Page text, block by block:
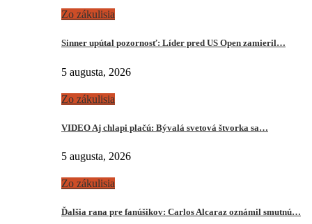
Zo zákulisia
Sinner upútal pozornosť: Líder pred US Open zamieril…
5 augusta, 2026
Zo zákulisia
VIDEO Aj chlapi plačú: Bývalá svetová štvorka sa…
5 augusta, 2026
Zo zákulisia
Ďalšia rana pre fanúšikov: Carlos Alcaraz oznámil smutnú…